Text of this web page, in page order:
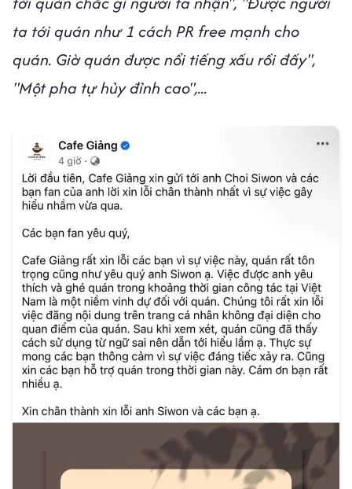
ta tới quán như 1 cách PR free mạnh cho
quán. Giờ quán được nổi tiếng xấu rồi đấy",
"Một pha tự hủy đỉnh cao",...